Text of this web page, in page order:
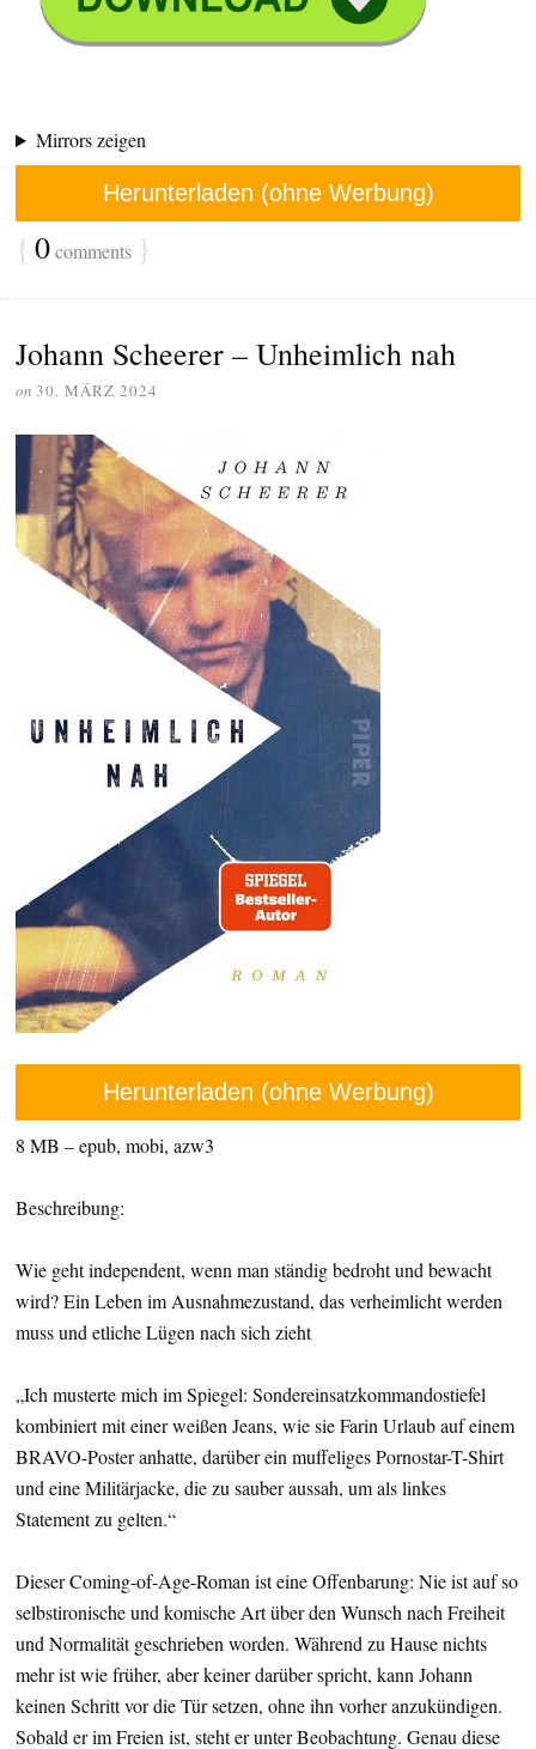
Mirrors zeigen
Herunterladen (ohne Werbung)
{ 0comments }
Johann Scheerer – Unheimlich nah
on 30. MÄRZ 2024
Herunterladen (ohne Werbung)
8 MB – epub, mobi, azw3
Beschreibung:
Wie geht independent, wenn man ständig bedroht und bewacht
wird? Ein Leben im Ausnahmezustand, das verheimlicht werden
muss und etliche Lügen nach sich zieht
„Ich musterte mich im Spiegel: Sondereinsatzkommandostiefel
kombiniert mit einer weißen Jeans, wie sie Farin Urlaub auf einem
BRAVO-Poster anhatte, darüber ein muffeliges Pornostar-T-Shirt
und eine Militärjacke, die zu sauber aussah, um als linkes
Statement zu gelten.“
Dieser Coming-of-Age-Roman ist eine Offenbarung: Nie ist auf so
selbstironische und komische Art über den Wunsch nach Freiheit
und Normalität geschrieben worden. Während zu Hause nichts
mehr ist wie früher, aber keiner darüber spricht, kann Johann
keinen Schritt vor die Tür setzen, ohne ihn vorher anzukündigen.
Sobald er im Freien ist, steht er unter Beobachtung. Genau diese